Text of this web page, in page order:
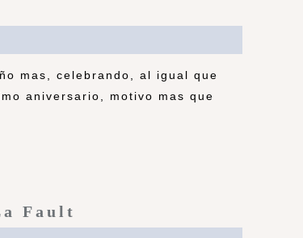
mas, celebrando, al igual que
aniversario, motivo mas que
Fault